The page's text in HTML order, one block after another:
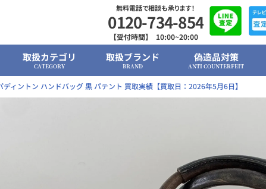
無料電話で相談も承ります！
0120-734-854
【受付時間】 10:00~20:00
取扱カテゴリ
CATEGORY
取扱ブランド
BRAND
偽造品対策
ANTI COUNTERFEIT
ディントン ハンドバッグ 黒 パテント 買取実績【買取日：2026年5月6日】